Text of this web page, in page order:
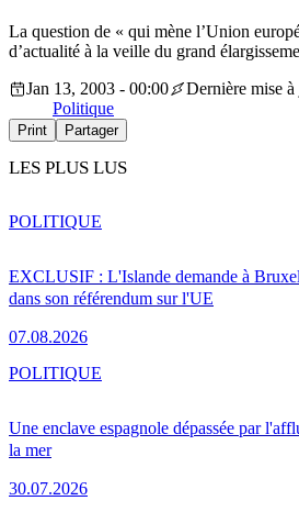
La question de « qui mène l’Union
d’actualité à la veille du grand
Jan 13, 2003 - 00:00
Dernière mise
Politique
Print Partager
LES PLUS LUS
EXCLUSIF : L'Islande demande à
dans son référendum sur l'UE
07.08.2026
POLITIQUE
Une enclave espagnole dépassée par
la mer
30.07.2026
POLITIQUE